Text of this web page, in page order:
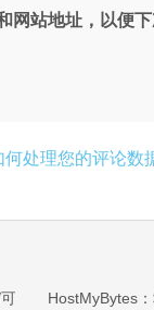
站地址，以便下
何处理您的评论数
选100M不限流量/
HostMyBytes